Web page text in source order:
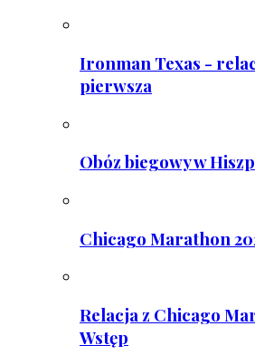
Ironman Texas -
pierwsza
Obóz biegowy w
Chicago Marathon
Relacja z Chicago
Wstęp